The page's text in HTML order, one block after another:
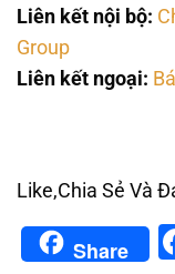
Liên kết nội bộ:
Group
Liên kết ngoại:
Like,Chia Sẻ Và
Share